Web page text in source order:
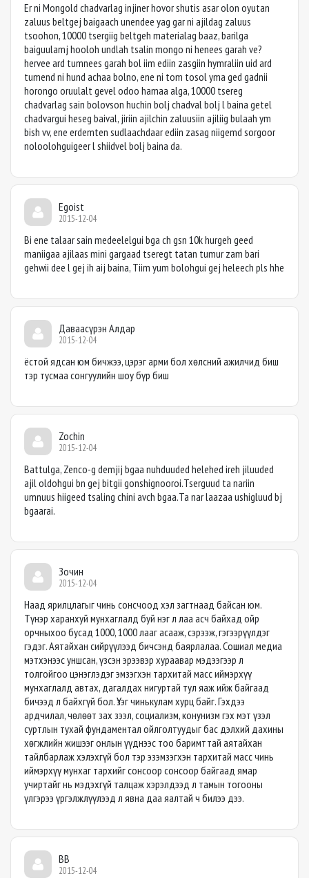
Er ni Mongold chadvarlag injiner hovor shutis asar olon oyutan
zaluus beltgej baigaach unendee yag gar ni ajildag zaluus
tsoohon, 10000 tsergiig beltgeh materialag baaz, barilga
baiguulamj hooloh undlah tsalin mongo ni henees garah ve?
hervee ard tumnees garah bol iim ediin zasgiin hymraliin uid ard
tumend ni hund achaa bolno, ene ni tom tosol yma ged gadnii
horongo oruulalt gevel odoo hamaa alga, 10000 tsereg
chadvarlag sain bolovson huchin bolj chadval bolj l baina getel
chadvargui heseg baival, jiriin ajilchin zaluusiin ajiliig bulaah ym
bish vv, ene erdemten sudlaachdaar ediin zasag niigemd sorgoor
noloolohguigeer l shiidvel bolj baina da.
Egoist
2015-12-04
Bi ene talaar sain medeelelgui bga ch gsn 10k hurgeh geed
maniigaa ajilaas mini gargaad tseregt tatan tumur zam bari
gehwii dee l gej ih aij baina, Tiim yum bolohgui gej heleech pls hhe
Даваасүрэн Алдар
2015-12-04
ёстой ядсан юм бичжээ, цэрэг арми бол хөлсний ажилчид биш
тэр тусмаа сонгуулийн шоу бүр биш
Zochin
2015-12-04
Battulga, Zenco-g demjij bgaa nuhduuded helehed ireh jiluuded
ajil oldohgui bn gej bitgii gonshignooroi.Tserguud ta nariin
umnuus hiigeed tsaling chini avch bgaa.Ta nar laazaa ushigluud bj
bgaarai.
Зочин
2015-12-04
Наад ярилцлагыг чинь сонсчоод хэл загтнаад байсан юм.
Түнэр харанхуй мунхаглалд буй нэг л лаа асч байхад ойр
орчныхоо бусад 1000, 1000 лааг асааж, сэрээж, гэгээрүүлдэг
гэдэг. Аятайхан сийрүүлээд бичсэнд баярлалаа. Сошиал медиа
мэтхэнээс уншсан, үзсэн эрээвэр хураавар мэдээгээр л
толгойгоо цэнэглэдэг эмзэгхэн тархитай масс иймэрхүү
мунхаглалд автах, дагалдах нигуртай тул яаж ийж байгаад
бичээд л байхгүй бол. Үзэг чинькулам хурц байг. Гэхдээ
ардчилал, чөлөөт зах зээл, социализм, конунизм гэх мэт үзэл
суртлын тухай фундаментал ойлголтуудыг бас дэлхий дахины
хөгжлийн жишээг онлын үүднээс тоо баримттай аятайхан
тайлбарлаж хэлэхгүй бол тэр эзэмзэгхэн тархитай масс чинь
иймэрхүү мунхаг тархийг сонсоор сонсоор байгаад ямар
учиртайг нь мэдэхгүй талцаж хэрэлдээд л тамын тогооны
үлгэрээ үргэлжлүүлээд л явна даа яалтай ч билээ дээ.
BB
2015-12-04